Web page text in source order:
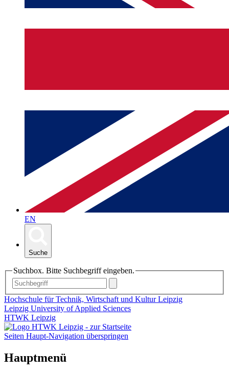
EN
Suche
Suchbox. Bitte Suchbegriff eingeben.
Hochschule für Technik, Wirtschaft und Kultur Leipzig
Leipzig University of Applied Sciences
HTWK Leipzig
Seiten Haupt-Navigation überspringen
Hauptmenü